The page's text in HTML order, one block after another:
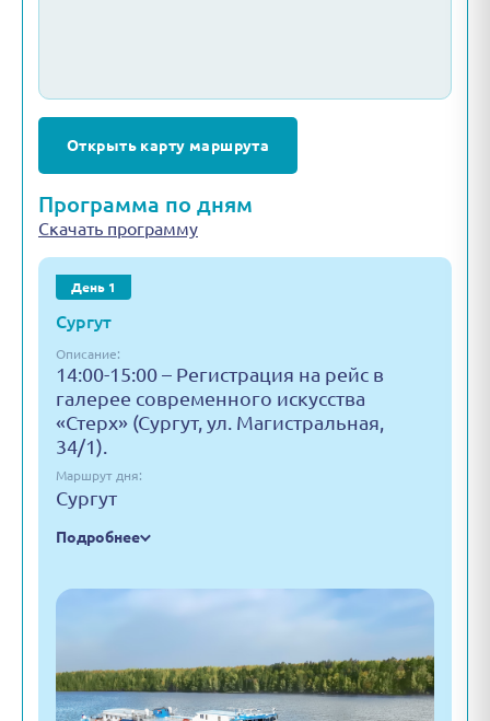
Открыть карту маршрута
Программа по дням
Скачать программу
День 1
Сургут
Описание:
14:00-15:00 – Регистрация на рейс в
галерее современного искусства
«Стерх» (Сургут, ул. Магистральная,
34/1).
Маршрут дня:
Сургут
Подробнее